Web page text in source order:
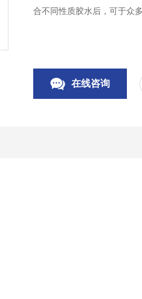
合不同性质胶水后，可于众
在线咨询